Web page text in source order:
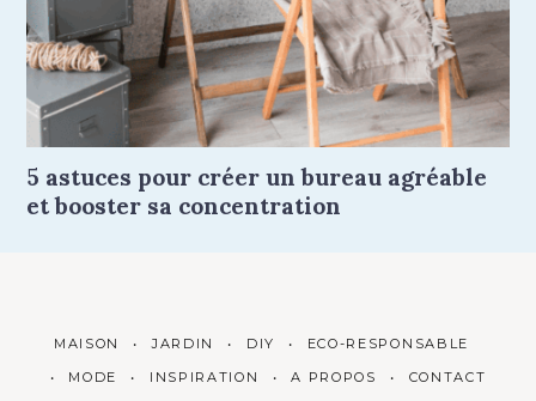
5 astuces pour créer un bureau agréable
et booster sa concentration
MAISON JARDIN DIY ECO-RESPONSABLE
MODE INSPIRATION A PROPOS CONTACT